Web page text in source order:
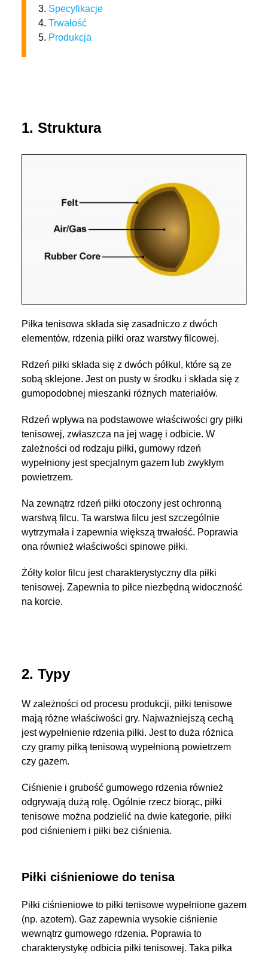
3. Specyfikacje
4. Trwałość
5. Produkcja
1. Struktura
Piłka tenisowa składa się zasadniczo z dwóch
elementów, rdzenia piłki oraz warstwy filcowej.
Rdzeń piłki składa się z dwóch półkul, które są ze
sobą sklejone. Jest on pusty w środku i składa się z
gumopodobnej mieszanki różnych materiałów.
Rdzeń wpływa na podstawowe właściwości gry piłki
tenisowej, zwłaszcza na jej wagę i odbicie. W
zależności od rodzaju piłki, gumowy rdzeń
wypełniony jest specjalnym gazem lub zwykłym
powietrzem.
Na zewnątrz rdzeń piłki otoczony jest ochronną
warstwą filcu. Ta warstwa filcu jest szczególnie
wytrzymała i zapewnia większą trwałość. Poprawia
ona również właściwości spinowe piłki.
Żółty kolor filcu jest charakterystyczny dla piłki
tenisowej. Zapewnia to piłce niezbędną widoczność
na korcie.
2. Typy
W zależności od procesu produkcji, piłki tenisowe
mają różne właściwości gry. Najważniejszą cechą
jest wypełnienie rdzenia piłki. Jest to duża różnica
czy gramy piłką tenisową wypełnioną powietrzem
czy gazem.
Ciśnienie i grubość gumowego rdzenia również
odgrywają dużą rolę. Ogólnie rzecz biorąc, piłki
tenisowe można podzielić na dwie kategorie, piłki
pod ciśnieniem i piłki bez ciśnienia.
Piłki ciśnieniowe do tenisa
Piłki ciśnieniowe to piłki tenisowe wypełnione gazem
(np. azotem). Gaz zapewnia wysokie ciśnienie
wewnątrz gumowego rdzenia. Poprawia to
charakterystykę odbicia piłki tenisowej. Taka piłka